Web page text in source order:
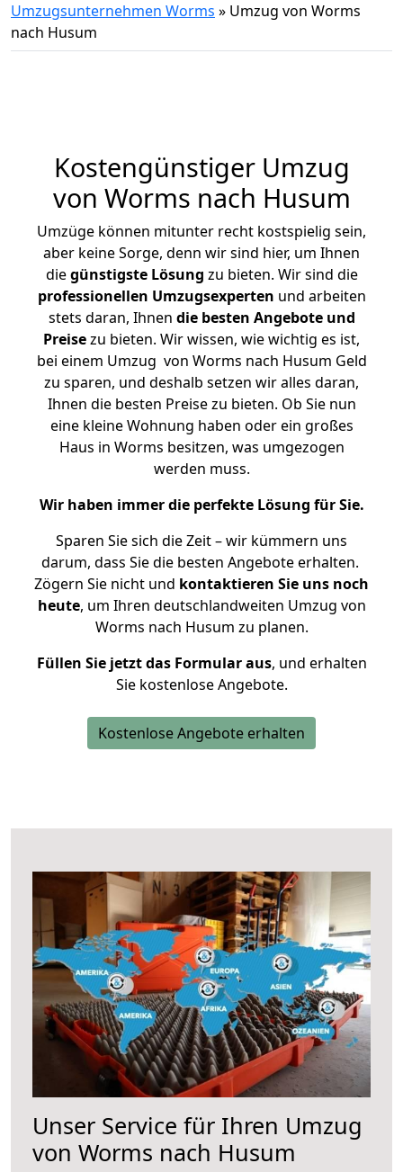
Umzugsunternehmen Worms » Umzug von Worms
nach Husum
Kostengünstiger Umzug
von Worms nach Husum
Umzüge können mitunter recht kostspielig sein,
aber keine Sorge, denn wir sind hier, um Ihnen
diegünstigste Lösung zu bieten. Wir sind die
professionellen Umzugsexperten und arbeiten
stets daran, Ihnen die besten Angebote und
Preisezu bieten. Wir wissen, wie wichtig es ist,
bei einem Umzug von Worms nach Husum Geld
zu sparen, und deshalb setzen wir alles daran,
Ihnen die besten Preise zu bieten. Ob Sie nun
eine kleine Wohnung haben oder ein großes
Haus in Worms besitzen, was umgezogen
werden muss.
Wir haben immer die perfekte Lösung für Sie.
Sparen Sie sich die Zeit – wir kümmern uns
darum, dass Sie die besten Angebote erhalten.
Zögern Sie nicht und kontaktieren Sie uns noch
heute, um Ihren deutschlandweiten Umzug von
Worms nach Husum zu planen.
Füllen Sie jetzt das Formular aus, und erhalten
Sie kostenlose Angebote.
Kostenlose Angebote erhalten
Unser Service für Ihren Umzug
von Worms nach Husum